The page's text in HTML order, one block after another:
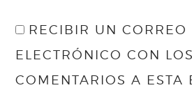
RECIBIR UN CORREO
ELECTRÓNICO CON
COMENTARIOS A ESTA